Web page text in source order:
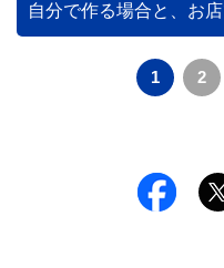
自分で作る場合と、お
1 2